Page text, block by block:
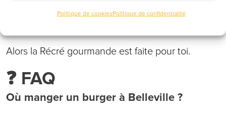
Politique de cookiesPolitique de confidentialité
un restaurant convivial le mardi soir
Alors la Récré gourmande est faite pour toi.
❓ FAQ
Où manger un burger à Belleville ?